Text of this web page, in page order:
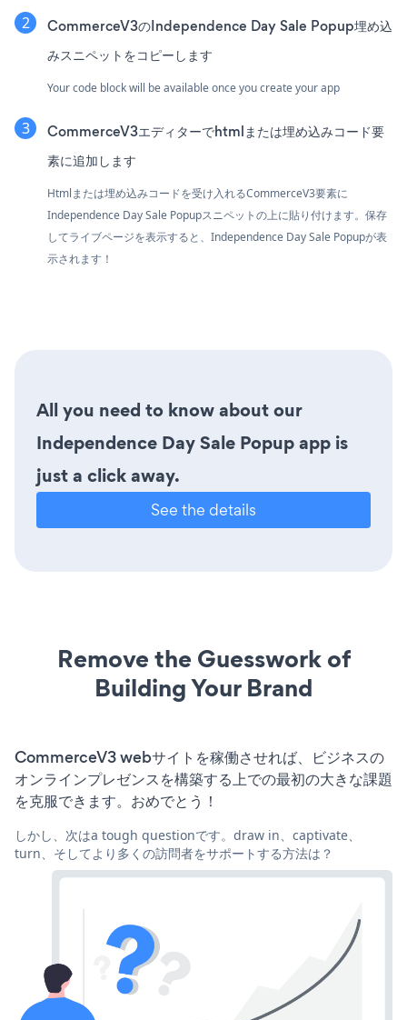
CommerceV3のIndependence Day Sale Popup埋め込
みスニペットをコピーします
Your code block will be available once you create your app
CommerceV3エディターでhtmlまたは埋め込みコード要
素に追加します
Htmlまたは埋め込みコードを受け入れるCommerceV3要素に
Independence Day Sale Popupスニペットの上に貼り付けます。保存
してライブページを表示すると、Independence Day Sale Popupが表
示されます！
All you need to know about our
Independence Day Sale Popup app is
just a click away.
See the details
Remove the Guesswork of
Building Your Brand
CommerceV3 webサイトを稼働させれば、ビジネスの
オンラインプレゼンスを構築する上での最初の大きな課題
を克服できます。おめでとう！
しかし、次はa tough questionです。draw in、captivate、
turn、そしてより多くの訪問者をサポートする方法は？